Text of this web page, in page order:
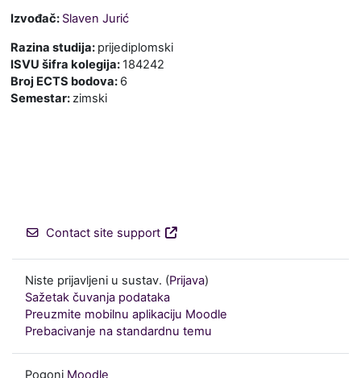
Izvođač: Slaven Jurić
Razina studija: prijediplomski
ISVU šifra kolegija: 184242
Broj ECTS bodova: 6
Semestar:zimski
Contact site support
Niste prijavljeni u sustav. (Prijava)
Sažetak čuvanja podataka
Preuzmite mobilnu aplikaciju Moodle
Prebacivanje na standardnu temu
Pogoni Moodle